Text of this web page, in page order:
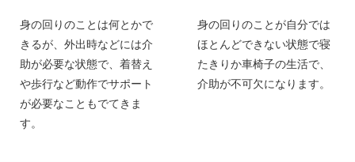
身の回りのことは何とかで
きるが、外出時などには介
助が必要な状態で、着替え
や歩行など動作でサポート
が必要なこともでてきま
す。
身の回りのことが自分では
ほとんどできない状態で寝
たきりか車椅子の生活で、
介助が不可欠になります。